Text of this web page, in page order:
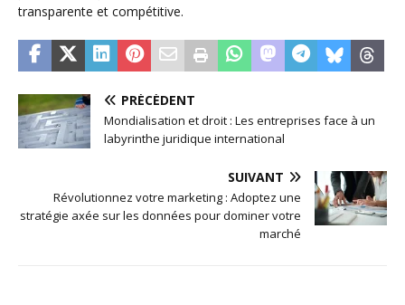
transparente et compétitive.
PRÉCÉDENT
Mondialisation et droit : Les entreprises face à un
labyrinthe juridique international
SUIVANT
Révolutionnez votre marketing : Adoptez une
stratégie axée sur les données pour dominer votre
marché